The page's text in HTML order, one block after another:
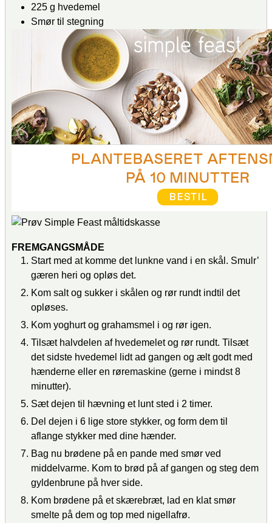
225 g hvedemel
Smør til stegning
FREMGANGSMÅDE
Start med at komme det lunkne vand i en skål. Smulr’
gæren heri og opløs det.
Kom salt og sukker i skålen og rør rundt indtil det
opløses.
Kom yoghurt og grahamsmel i og rør igen.
Tilsæt halvdelen af hvedemelet og rør rundt. Tilsæt
det sidste hvedemel lidt ad gangen og ælt godt med
hænderne eller en røremaskine (gerne i mindst 8
minutter).
Sæt dejen til hævning et lunt sted i 2 timer.
Del dejen i 6 lige store stykker, og form dem til
aflange stykker med dine hænder.
Bag nu brødene på en pande med smør ved
middelvarme. Kom to brød på af gangen og steg dem
gyldenbrune på hver side.
Kom brødene på et skærebræt, lad en klat smør
smelte på dem og top med nigellafrø.